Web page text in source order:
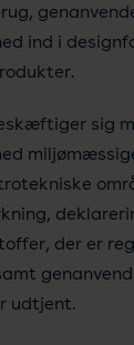
ind i
sig
der er
udtjent.